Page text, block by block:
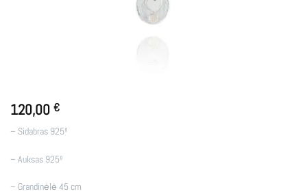
120,00 €
– Sidabras 925º
– Auksas 925º
– Grandinėlė 45 cm